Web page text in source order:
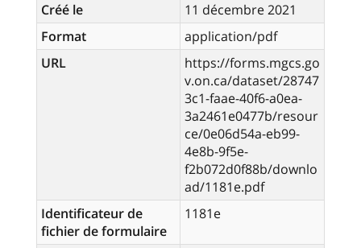
Créé le
11 décembre 2021
Format
application/pdf
URL
https://forms.mgcs.go
v.on.ca/dataset/28747
3c1-faae-40f6-a0ea-
3a2461e0477b/resour
ce/0e06d54a-eb99-
4e8b-9f5e-
f2b072d0f88b/downlo
ad/1181e.pdf
Identificateur de
fichier de formulaire
1181e